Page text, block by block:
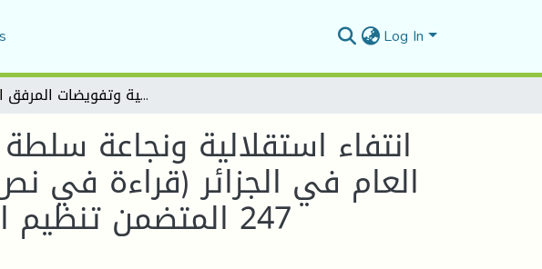
Log In
انتفاء استقلالية ونجاعة سلطة ضبط الصفقات العمومية وتفويضات المرفق العام في الجزائر (قراءة في نص المادة 213 من المرسوم الرئاسي رقم 15-247 المتضمن تنظيم الصفقات العمومية وتفويضات المرفق العام)
انتفاء استقلالية ونجاعة
247 المتضمن تنظيم الصفقات العمومية وتفويضات المرفق العام)